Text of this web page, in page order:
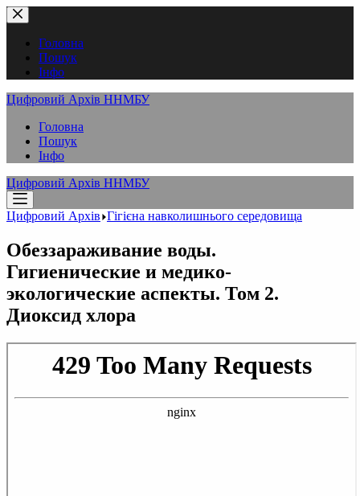
Перейти
до
вмістуГоловна
Пошук
Інфо
Цифровий Архів ННМБУ
Головна
Пошук
Інфо
Цифровий Архів ННМБУ
Цифровий Архів Гігієна навколишнього середовища
Обеззараживание воды.
Гигиенические и медико-
экологические аспекты. Том 2.
Диоксид хлора